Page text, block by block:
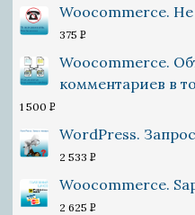
Woocommerce. Не
375 P
Woocommerce.
комментариев в
1 500 P
WordPress.
2 533 P
Woocommerce.
2 625 P